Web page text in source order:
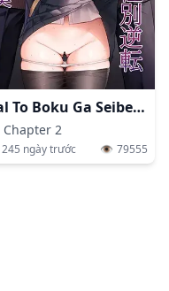
Gal To Boku Ga Seibetsu Gyakuten Mesu Ni Mezameru Boku
Chapter 2
245 ngày trước 👁️ 79555